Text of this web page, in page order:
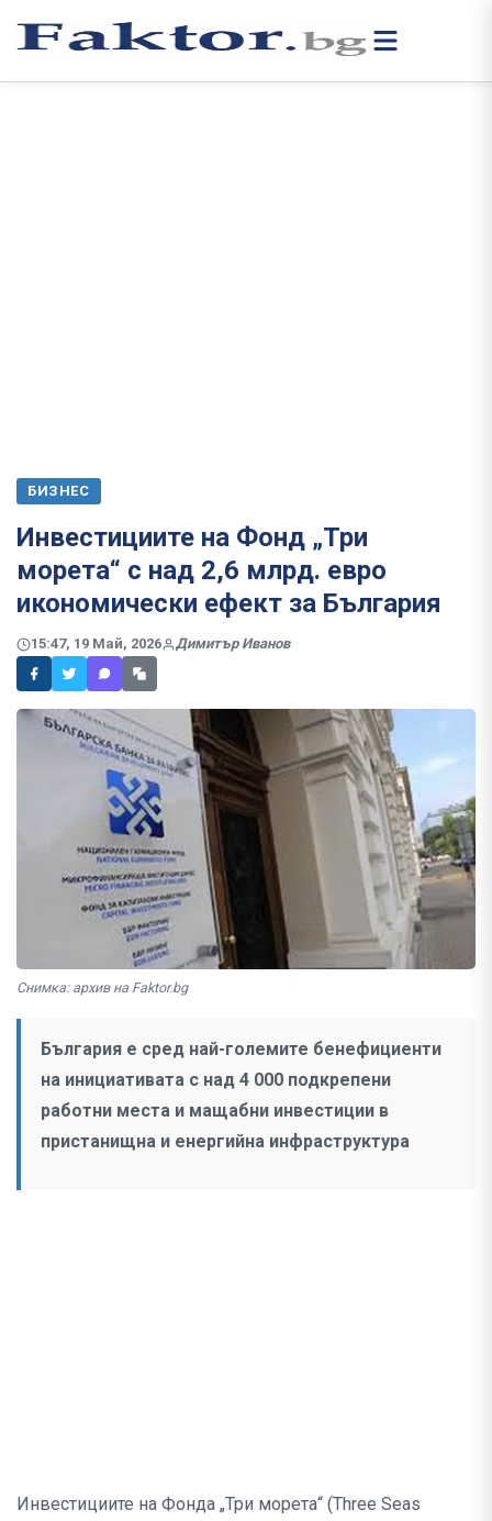
БИЗНЕС
Инвестициите на Фонд „Три
морета“ с над 2,6 млрд. евро
икономически ефект за България
15:47, 19 Май, 2026 Димитър Иванов
Снимка: архив на Faktor.bg
България е сред най-големите бенефициенти
на инициативата с над 4 000 подкрепени
работни места и мащабни инвестиции в
пристанищна и енергийна инфраструктура
Инвестициите на Фонда „Три морета“ (Three Seas